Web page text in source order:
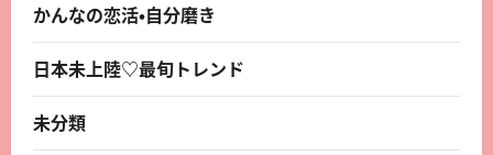
かんなの恋活・自分磨き
日本未上陸♡最旬トレンド
未分類